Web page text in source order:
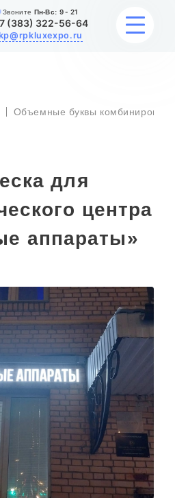
Звоните Пн-Вс: 9 - 21
(383) 322-56-64
Объемные буквы
для
центра
аппараты»